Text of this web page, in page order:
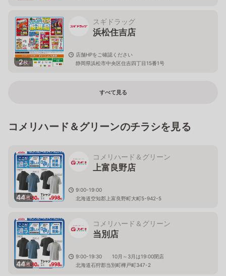
2枚
スギドラッグ
浜松住吉店
店舗HPをご確認ください
静岡県浜松市中央区住吉四丁目15番1号
すべて見る
コメリハード＆グリーンのチラシを見る
44枚
コメリハード＆グリーン
上富良野店
9:00-19:00
北海道空知郡上富良野町大町5-942-5
44枚
コメリハード＆グリーン
当別店
9:00-19:30 10月～3月は19:00閉店
北海道石狩郡当別町樺戸町347-2